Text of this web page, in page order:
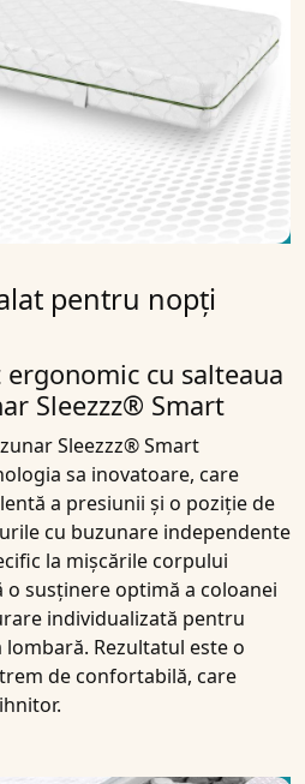
pentru nopți
cu salteaua
Sleezzz® Smart
Sleezzz® Smart
sa inovatoare, care
a presiunii și o poziție de
cu buzunare independente
la mișcările corpului
susținere optimă a coloanei
individualizată pentru
Rezultatul este o
de confortabilă, care